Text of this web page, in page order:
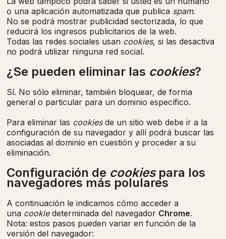
o una aplicación automatizada que publica spam.
No se podrá mostrar publicidad sectorizada, lo que
reducirá los ingresos publicitarios de la web.
Todas las redes sociales usan cookies, si las desactiva
no podrá utilizar ninguna red social.
¿Se pueden eliminar las cookies?
Sí. No sólo eliminar, también bloquear, de forma
general o particular para un dominio específico.
Para eliminar las cookiesde un sitio web debe ir a la
configuración de su navegador y allí podrá buscar las
asociadas al dominio en cuestión y proceder a su
eliminación.
Configuración de cookiespara los
navegadores más polulares
A continuación le indicamos cómo acceder a
una cookiedeterminada del navegador Chrome.
Nota: estos pasos pueden variar en función de la
versión del navegador: